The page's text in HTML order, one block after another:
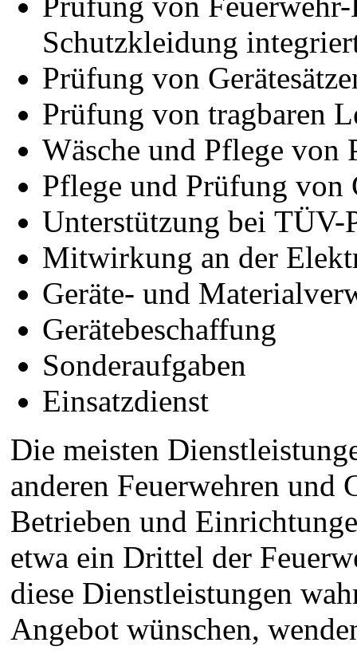
Schutzkleidung
Prüfung von
Prüfung von tragbaren
Wäsche und Pflege von
Pflege und Prüfung von
Unterstützung bei TÜV-
Mitwirkung an der
Geräte- und
Gerätebeschaffung
Sonderaufgaben
Einsatzdienst
Die meisten
anderen Feuerwehren und
Betrieben und
etwa ein Drittel der
diese Dienstleistungen
Angebot wünschen,